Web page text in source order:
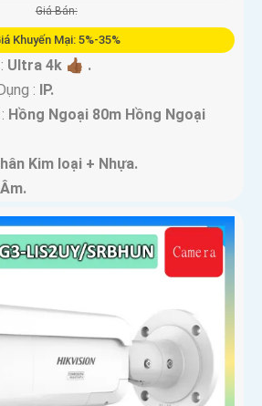
Giá Bán:
Khuyến Mại: 5%-35%
Ultra 4k 👍🏾 .
: IP.
Hồng Ngoại 80m Hồng Ngoại
Kim loại + Nhựa.